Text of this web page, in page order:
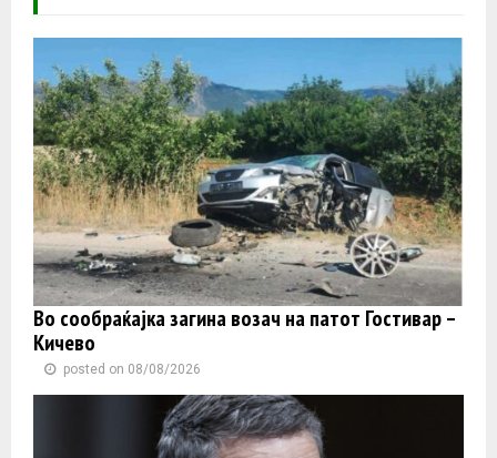
Во сообраќајка загина возач на патот Гостивар –
Кичево
posted on 08/08/2026